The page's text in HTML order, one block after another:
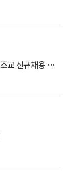
[경찰법학부] 인문사회대학 경찰법학부 교육조교 신규채용 공고